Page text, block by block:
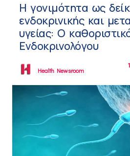
Η γονιμότητα ως
ενδοκρινικής και
υγείας: Ο
Ενδοκρινολόγου
Health Newsroom